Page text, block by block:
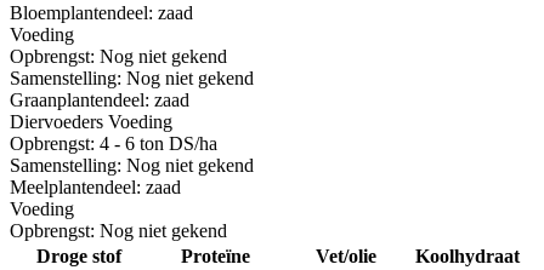
Bloemplantendeel: zaad
Voeding
Opbrengst: Nog niet gekend
Samenstelling: Nog niet gekend
Graanplantendeel: zaad
Diervoeders Voeding
Opbrengst: 4 - 6 ton DS/ha
Samenstelling: Nog niet gekend
Meelplantendeel: zaad
Voeding
Opbrengst: Nog niet gekend
Droge stof
Proteïne Vet/olie
Koolhydraat